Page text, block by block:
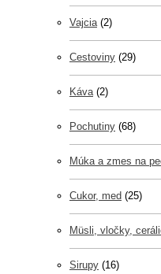
Vajcia (2)
Cestoviny (29)
Káva (2)
Pochutiny (68)
Múka a zmes na
Cukor, med (25)
Müsli, vločky,
Sirupy (16)